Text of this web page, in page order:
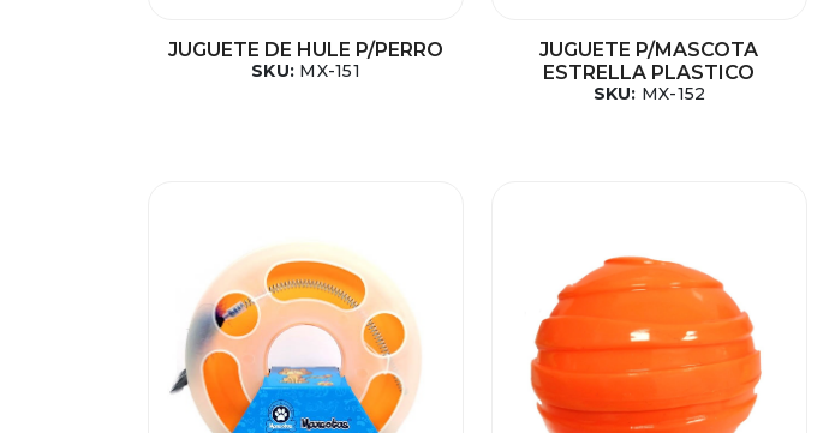
JUGUETE DE HULE P/PERRO
SKU: MX-151
JUGUETE P/MASCOTA
ESTRELLA PLASTICO
SKU: MX-152